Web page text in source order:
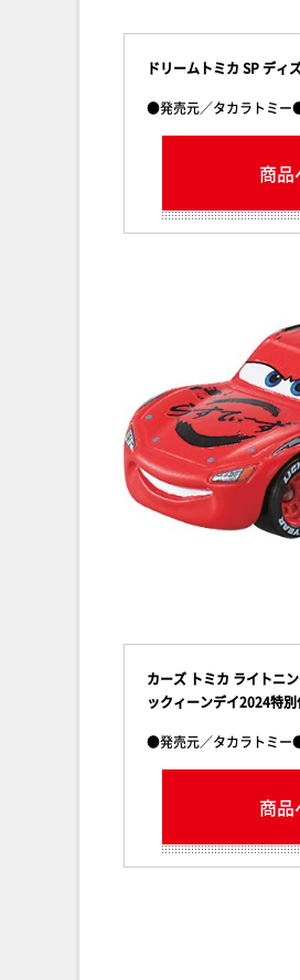
ドリームトミカ SP ディ
●発売元／タカラトミ
商品
カーズ トミカ ライトニ
ックィーンデイ2024特別
●発売元／タカラトミ
商品